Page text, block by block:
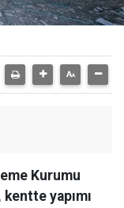
Kurumu
yapımı